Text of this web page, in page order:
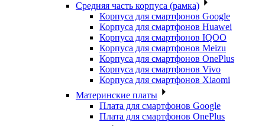
Средняя часть корпуса (рамка)
Корпуса для смартфонов Google
Корпуса для смартфонов Huawei
Корпуса для смартфонов IQOO
Корпуса для смартфонов Meizu
Корпуса для смартфонов OnePlus
Корпуса для смартфонов Vivo
Корпуса для смартфонов Xiaomi
Материнские платы
Плата для смартфонов Google
Плата для смартфонов OnePlus